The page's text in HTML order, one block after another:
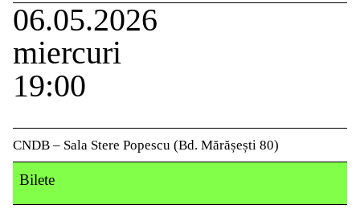
06.05.2026
miercuri
19:00
CNDB – Sala Stere Popescu (Bd. Mărășești 80)
Bilete